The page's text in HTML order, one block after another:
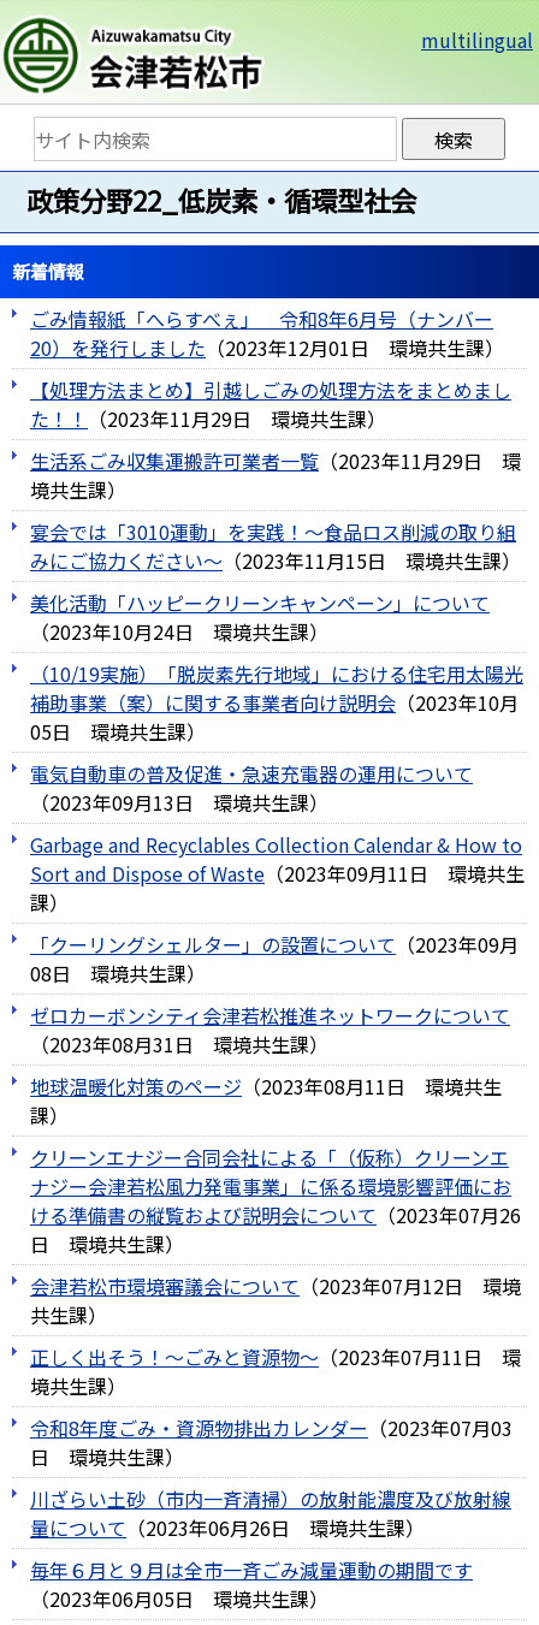
multilingual
政策分野22_低炭素・循環型社会
新着情報
ごみ情報紙「へらすべぇ」 令和8年6月号（ナンバー
20）を発行しました （2023年12月01日 環境共生課）
【処理方法まとめ】引越しごみの処理方法をまとめまし
た！！
（2023年11月29日 環境共生課）
生活系ごみ収集運搬許可業者一覧 （2023年11月29日
環
境共生課）
宴会では「3010運動」を実践！～食品ロス削減の取り組
みにご協力ください～ （2023年11月15日 環境共生課）
美化活動「ハッピークリーンキャンペーン」について
（2023年10月24日 環境共生課）
（10/19実施）「脱炭素先行地域」における住宅用太陽光
補助事業（案）に関する事業者向け説明会 （2023年10月
05日
環境共生課）
電気自動車の普及促進・急速充電器の運用について
（2023年09月13日 環境共生課）
Garbage and Recyclables Collection Calendar & How to
Sort and Dispose of Waste （2023年09月11日
環境共生
課）
「クーリングシェルター」の設置について （2023年09月
08日
環境共生課）
ゼロカーボンシティ会津若松推進ネットワークについて
（2023年08月31日 環境共生課）
地球温暖化対策のページ （2023年08月11日
環境共生
課）
クリーンエナジー合同会社による「（仮称）クリーンエ
ナジー会津若松風力発電事業」に係る環境影響評価にお
ける準備書の縦覧および説明会について （2023年07月26
日
環境共生課）
会津若松市環境審議会について （2023年07月12日
環境
共生課）
正しく出そう！～ごみと資源物～ （2023年07月11日
環
境共生課）
令和8年度ごみ・資源物排出カレンダー （2023年07月03
日
環境共生課）
川ざらい土砂（市内一斉清掃）の放射能濃度及び放射線
量について （2023年06月26日 環境共生課）
毎年６月と９月は全市一斉ごみ減量運動の期間です
（2023年06月05日 環境共生課）